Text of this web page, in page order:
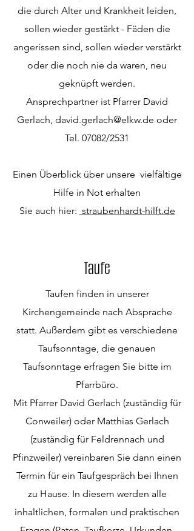
die durch Alter und Krankheit leiden,
sollen wieder gestärkt - Fäden die
angerissen sind, sollen wieder verstärkt
oder die noch nie da waren, neu
geknüpft werden.
Ansprechpartner ist Pfarrer David
Gerlach, david.gerlach@elkw.de oder
Tel. 07082/2531
Einen Überblick über unsere vielfältige
Hilfe in Not erhalten
Sie auch hier: straubenhardt-hilft.de
Taufe
Taufen finden in unserer
Kirchengemeinde nach Absprache
statt. Außerdem gibt es verschiedene
Taufsonntage, die genauen
Taufsonntage erfragen Sie bitte im
Pfarrbüro.
Mit Pfarrer David Gerlach (zuständig für
Conweiler) oder Matthias Gerlach
(zuständig für Feldrennach und
Pfinzweiler) vereinbaren Sie dann einen
Termin für ein Taufgespräch bei Ihnen
zu Hause. In diesem werden alle
inhaltlichen, formalen und praktischen